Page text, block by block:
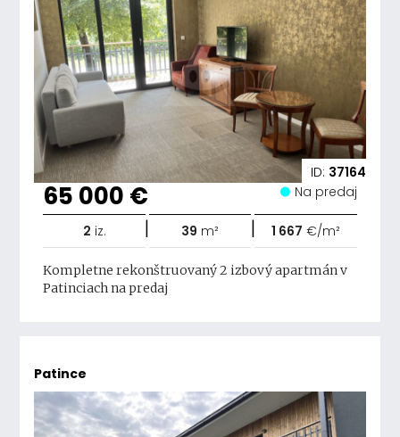
ID: 37164
65 000 € Na predaj
2 iz. | 39 m² | 1 667 €/m²
Kompletne rekonštruovaný 2 izbový apartmán v
Patinciach na predaj
Patince